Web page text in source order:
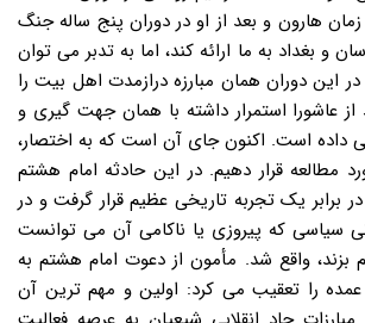
هارون و بعد از او در دوران پنج ساله جنگ
و بغداد به ما ارائه کند، اما به تدبر می توان
این دوران همان مبارزه درازمدت اهل بیت را
عاشورا استمرار داشته با همان جهت گیری و
داده است. اکنون جای آن است که به اختصار،
مطالعه قرار دهیم. در این حادثه امام هشتم
برابر یک تجربه تاریخی عظیم قرار گرفت و در
سیاسی که پیروزی یا ناکامی آن می توانست
بزند، واقع شد. مأمون از دعوت امام هشتم به
را تعقیب می کرد: اولین و مهم ترین آن